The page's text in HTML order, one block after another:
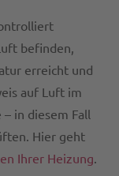
befinden,
erreicht und
auf Luft im
in diesem Fall
Hier geht
Ihrer Heizung.